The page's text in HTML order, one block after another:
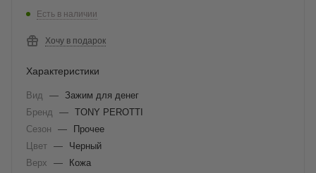
Есть в наличии
Хочу в подарок
Характеристики
Вид — Зажим для денег
Бренд
— TONY PEROTTI
Сезон
—
Прочее
Цвет —
Черный
Верх
—
Кожа